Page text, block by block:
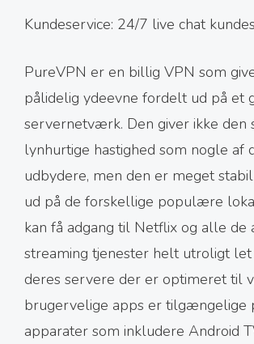
Kundeservice: 24/7 live chat
PureVPN er en billig VPN som
pålidelig ydeevne fordelt ud på et
servernetværk. Den giver ikke den
lynhurtige hastighed som nogle af
udbydere, men den er meget
ud på de forskellige populære
kan få adgang til Netflix og alle de
streaming tjenester helt utroligt let
deres servere der er optimeret til
brugervelige apps er tilgængelige
apparater som inkludere Android